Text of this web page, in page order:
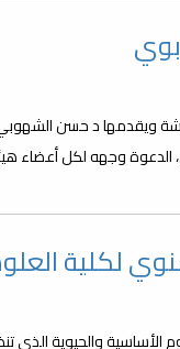
الدعوة وجهه لكل
لكلية
والحيوية الذي